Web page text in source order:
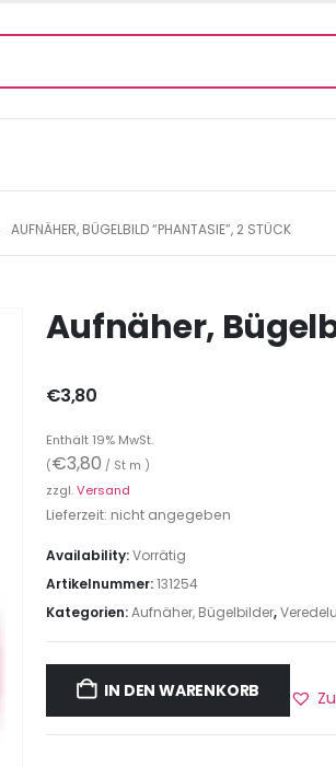
AUFNÄHER, BÜGELBILD “PHANTASIE”, 2 STÜCK
Aufnäher,
€3,80
Enthält 19% MwSt.
(€3,80 / St m )
zzgl.Versand
Lieferzeit: nicht angegeben
Availability:Vorrätig
Artikelnummer:131254
Kategorien:Aufnäher, Bügelbilder,
IN DEN WARENKORB